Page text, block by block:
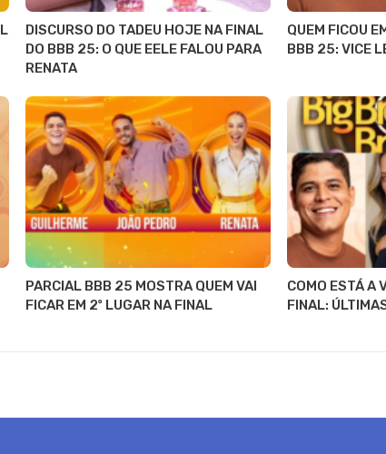
DISCURSO DO TADEU HOJE NA FINAL
DO BBB 25: O QUE EELE FALOU PARA
RENATA
QUEM FICOU
BBB 25: VICE
PARCIAL BBB 25 MOSTRA QUEM VAI
FICAR EM 2º LUGAR NA FINAL
COMO ESTÁ A
FINAL: